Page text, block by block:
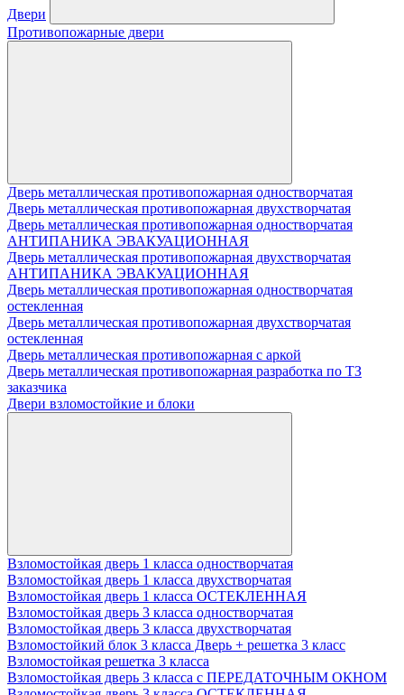
Двери
Противопожарные двери
Дверь металлическая противопожарная одностворчатая
Дверь металлическая противопожарная двухстворчатая
Дверь металлическая противопожарная одностворчатая
АНТИПАНИКА ЭВАКУАЦИОННАЯ
Дверь металлическая противопожарная двухстворчатая
АНТИПАНИКА ЭВАКУАЦИОННАЯ
Дверь металлическая противопожарная одностворчатая
остекленная
Дверь металлическая противопожарная двухстворчатая
остекленная
Дверь металлическая противопожарная с аркой
Дверь металлическая противопожарная разработка по ТЗ
заказчика
Двери взломостойкие и блоки
Взломостойкая дверь 1 класса одностворчатая
Взломостойкая дверь 1 класса двухстворчатая
Взломостойкая дверь 1 класса ОСТЕКЛЕННАЯ
Взломостойкая дверь 3 класса одностворчатая
Взломостойкая дверь 3 класса двухстворчатая
Взломостойкий блок 3 класса Дверь + решетка 3 класс
Взломостойкая решетка 3 класса
Взломостойкая дверь 3 класса с ПЕРЕДАТОЧНЫМ ОКНОМ